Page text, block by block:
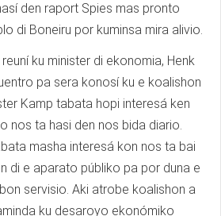
den raport Spies mas pronto
di Boneiru por kuminsa mira alivio.
ku minister di ekonomia, Henk
pa sera konosí ku e koalishon
Kamp tabata hopi interesá ken
nos ta hasi den nos bida diario.
masha interesá kon nos ta bai
di e aparato públiko pa por duna e
servisio. Aki atrobe koalishon a
ku desaroyo ekonómiko